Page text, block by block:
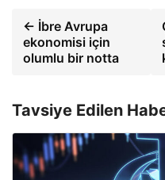
← İbre Avrupa
ekonomisi için
olumlu bir notta
Tavsiye Edilen